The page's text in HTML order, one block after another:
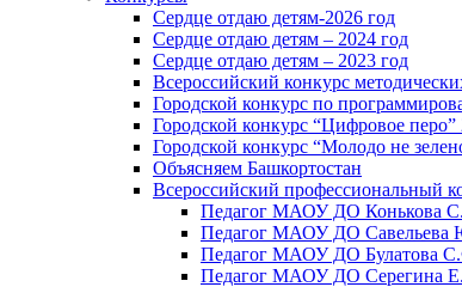
Сердце отдаю детям-2026 год
Сердце отдаю детям – 2024 год
Сердце отдаю детям – 2023 год
Всероссийский конкурс
Городской конкурс по
Городской конкурс “Цифровое перо”
Городской конкурс “Молодо не
Объясняем Башкортостан
Всероссийский профессиональный
Педагог МАОУ ДО Конькова
Педагог МАОУ ДО Савельева
Педагог МАОУ ДО Булатова
Педагог МАОУ ДО Серегина